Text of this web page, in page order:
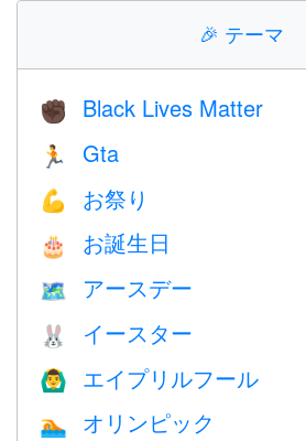
🎉 テーマ
✊🏿 Black Lives Matter
🏃 Gta
💪 お祭り
🎂 お誕生日
🗺️ アースデー
🐰 イースター
🙆‍♂️ エイプリルフール
🏊 オリンピック